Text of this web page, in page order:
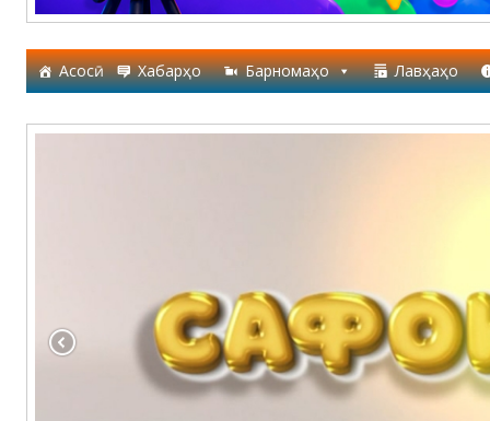
Асосӣ Хабарҳо Барномаҳо Лавҳаҳо